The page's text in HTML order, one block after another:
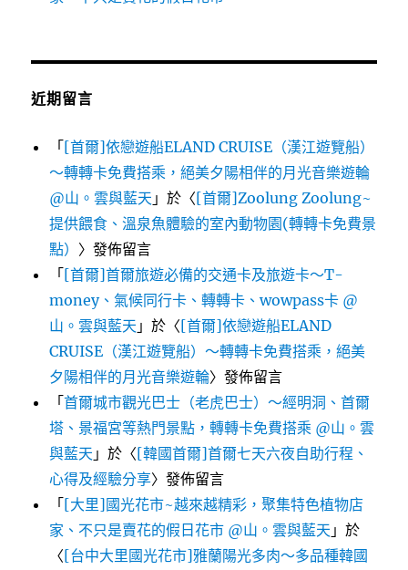
近期留言
「[首爾]依戀遊船ELAND CRUISE（漢江遊覽船）
～轉轉卡免費搭乘，絕美夕陽相伴的月光音樂遊輪
@山。雲與藍天 」於〈[首爾]Zoolung Zoolung~
提供餵食、溫泉魚體驗的室內動物園(轉轉卡免費景
點） 〉發佈留言
「[首爾]首爾旅遊必備的交通卡及旅遊卡～T-
money、氣候同行卡、轉轉卡、wowpass卡 @
山。雲與藍天 」於〈[首爾]依戀遊船ELAND
CRUISE（漢江遊覽船）～轉轉卡免費搭乘，絕美
夕陽相伴的月光音樂遊輪〉發佈留言
「首爾城市觀光巴士（老虎巴士）～經明洞、首爾
塔、景福宮等熱門景點，轉轉卡免費搭乘 @山。雲
與藍天 」於〈[韓國首爾]首爾七天六夜自助行程、
心得及經驗分享〉發佈留言
「[大里]國光花市~越來越精彩，聚集特色植物店
家、不只是賣花的假日花市 @山。雲與藍天 」於
〈[台中大里國光花市]雅蘭陽光多肉～多品種韓國